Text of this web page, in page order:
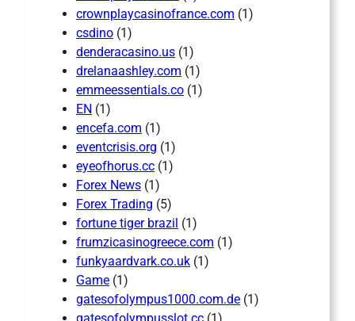
crownplaycasinofrance.com (1)
csdino (1)
denderacasino.us (1)
drelanaashley.com (1)
emmeessentials.co (1)
EN (1)
encefa.com (1)
eventcrisis.org (1)
eyeofhorus.cc (1)
Forex News (1)
Forex Trading (5)
fortune tiger brazil (1)
frumzicasinogreece.com (1)
funkyaardvark.co.uk (1)
Game (1)
gatesofolympus1000.com.de (1)